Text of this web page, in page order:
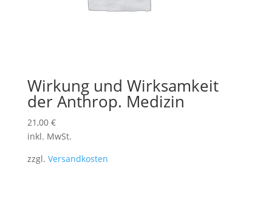
Wirkung und Wirksamkeit
der Anthrop. Medizin
21,00 €
inkl. MwSt.
zzgl. Versandkosten